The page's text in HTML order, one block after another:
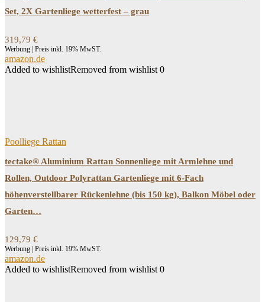
Set, 2X Gartenliege wetterfest – grau
319,79 €
Werbung | Preis inkl. 19% MwST.
amazon.de
Added to wishlistRemoved from wishlist 0
Poolliege Rattan
tectake® Aluminium Rattan Sonnenliege mit Armlehne und
Rollen, Outdoor Polyrattan Gartenliege mit 6-Fach
höhenverstellbarer Rückenlehne (bis 150 kg), Balkon Möbel oder
Garten…
129,79 €
Werbung | Preis inkl. 19% MwST.
amazon.de
Added to wishlistRemoved from wishlist 0